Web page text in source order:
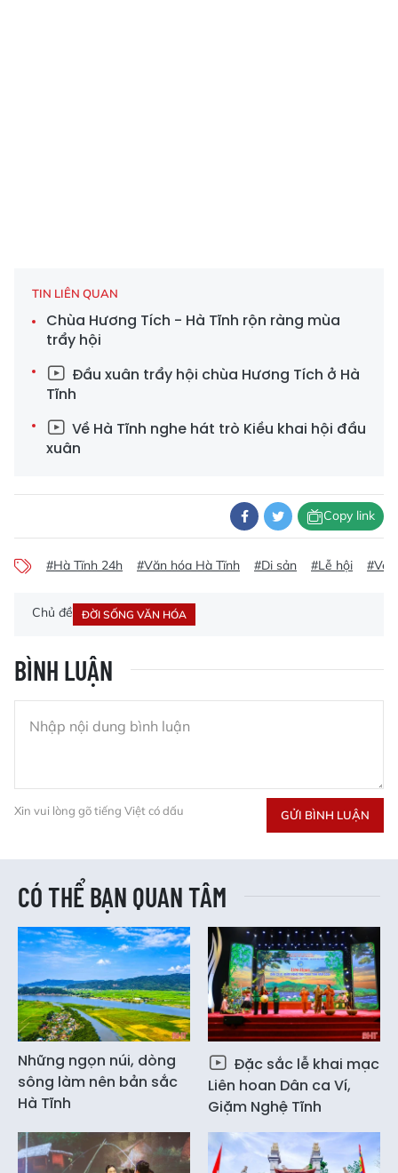
TIN LIÊN QUAN
Chùa Hương Tích - Hà Tĩnh rộn ràng mùa
trẩy hội
Đầu xuân trẩy hội chùa Hương Tích ở Hà
Tĩnh
Về Hà Tĩnh nghe hát trò Kiều khai hội đầu
xuân
Copy link
#Hà Tĩnh 24h #Văn hóa Hà Tĩnh #Di sản #Lễ hội #Về
Chủ đề ĐỜI SỐNG VĂN HÓA
BÌNH LUẬN
Xin vui lòng gõ tiếng Việt có dấu GỬI BÌNH LUẬN
CÓ THỂ BẠN QUAN TÂM
Những ngọn núi, dòng
sông làm nên bản sắc
Hà Tĩnh
Đặc sắc lễ khai mạc
Liên hoan Dân ca Ví,
Giặm Nghệ Tĩnh